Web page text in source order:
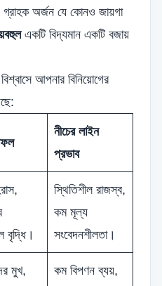
অর্জন যে কোনও জায়গা
একটি বিদ্যমান একটি বজায়
আপনার বিনিয়োগের
নীচের লাইন
প্রভাব
বৃদ্ধি।
স্থিতিশীল রাজস্ব,
কম মূল্য
সংবেদনশীলতা।
মুখ, কম বিপণন ব্যয়,